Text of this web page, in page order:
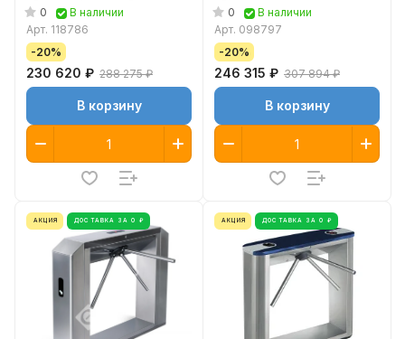
преграждающие
планки)
0
В наличии
Арт. 118786
-20%
230 620 ₽ 288 275 ₽
В корзину
0
В наличии
Арт. 098797
-20%
246 315 ₽ 307 894 ₽
В корзину
АКЦИЯ ДОСТАВКА ЗА 0 ₽ АКЦИЯ ДОСТАВКА ЗА 0 ₽